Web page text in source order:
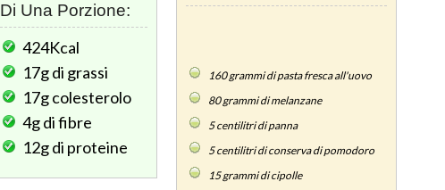
160grammi di pasta fresca all'uovo
80grammi di melanzane
5centilitri di panna
5centilitri di conserva di pomodoro
15grammi di cipolle
Di Una Porzione:
424Kcal
17gdi grassi
17gcolesterolo
4gdi fibre
12gdi proteine